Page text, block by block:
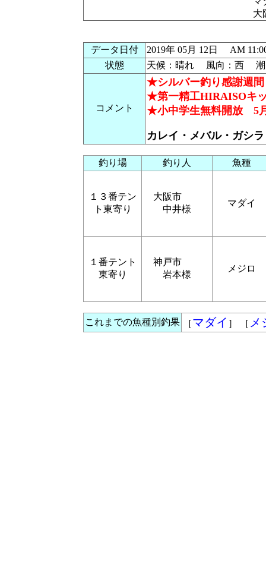
大
データ日付
2019年 05月 12日 AM
状態
天候：晴れ 風向：西 潮
コメント
★シルバー釣り感謝週
★第一精工HIRAISOキ
★小中学生無料開放 5
カレイ・メバル・ガシ
釣り場 釣り人 魚種
１３番テン
ト東寄り
大阪市
中井様
マダイ
１番テント
東寄り
神戸市
岩本様
メジロ
これまでの魚種別釣果 ［マダイ ］ ［ メ